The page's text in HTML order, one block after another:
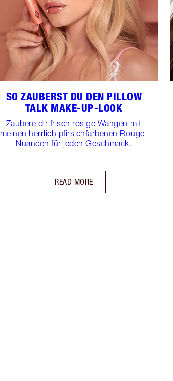
SO ZAUBERST DU DEN PILLOW
TALK MAKE-UP-LOOK
Zaubere dir frisch rosige Wangen mit
meinen herrlich pfirsichfarbenen Rouge-
Nuancen für jeden Geschmack.
READ MORE